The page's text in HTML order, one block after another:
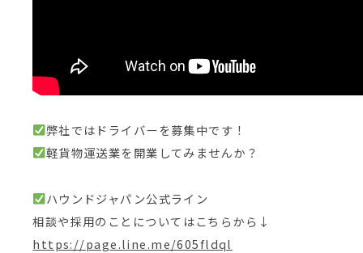
弊社ではドライバーを募集中です！
軽貨物運送業を開業してみませんか？
ハウンドジャパン公式ライン
相談や採用のことについてはこちらから↓
https://page.line.me/605fldql